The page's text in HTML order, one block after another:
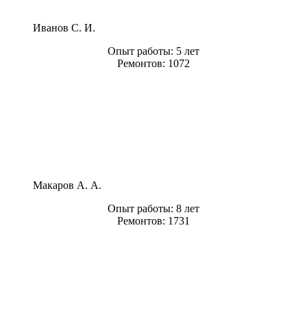
Иванов С. И.
Опыт работы: 5 лет
Ремонтов: 1072
Макаров А. А.
Опыт работы: 8 лет
Ремонтов: 1731